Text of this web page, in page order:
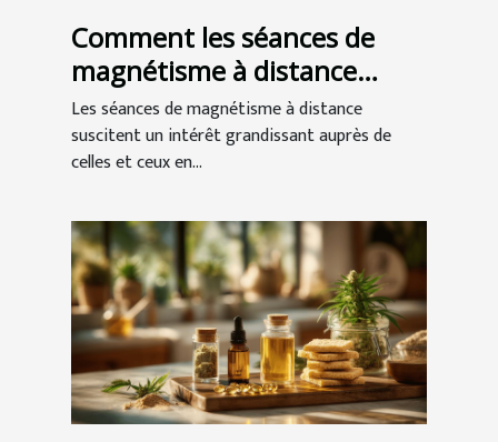
Comment les séances de
magnétisme à distance
peuvent améliorer votre
bien-être
Les séances de magnétisme à distance
suscitent un intérêt grandissant auprès de
celles et ceux en...